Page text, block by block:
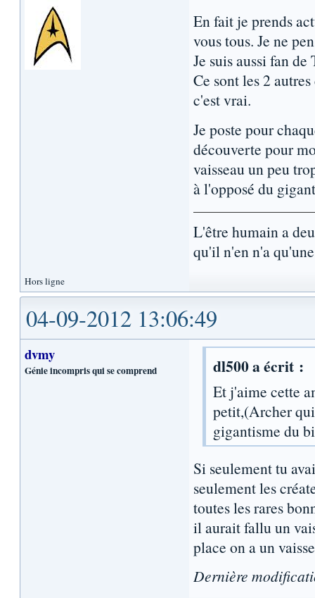
En fait je prends
vous tous. Je ne
Je suis aussi fan
Ce sont les 2
c'est vrai.
Je poste pour
découverte pour
vaisseau un peu
à l'opposé du
L'être humain a
qu'il n'en n'a
Hors ligne
04-09-2012 13:06:49
dvmy
Génie incompris qui se comprend dl500 a écrit :
Et j'aime cette
petit,(Archer qui
gigantisme du
Si seulement tu
seulement les
toutes les rares
il aurait fallu un
place on a un
Dernière